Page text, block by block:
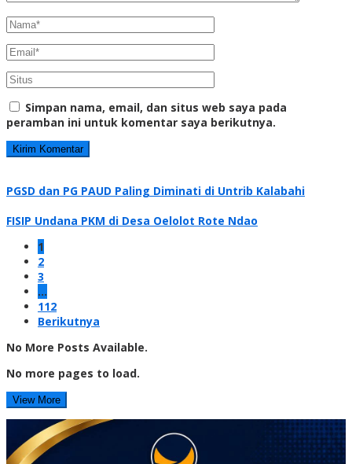
Simpan nama, email, dan situs web saya pada
peramban ini untuk komentar saya berikutnya.
PGSD dan PG PAUD Paling Diminati di Untrib Kalabahi
FISIP Undana PKM di Desa Oelolot Rote Ndao
1
2
3
…
112
Berikutnya
No More Posts Available.
No more pages to load.
View More